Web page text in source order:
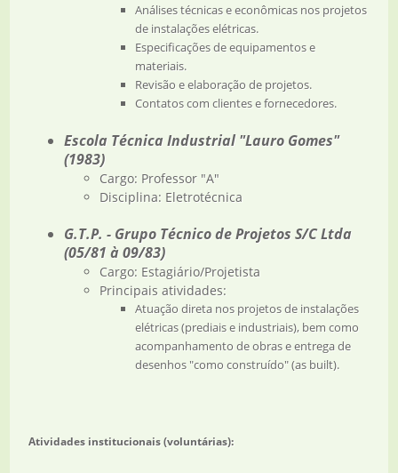
Análises técnicas e econômicas nos projetos
de instalações elétricas.
Especificações de equipamentos e
materiais.
Revisão e elaboração de projetos.
Contatos com clientes e fornecedores.
Escola Técnica Industrial "Lauro Gomes"
(1983)
Cargo: Professor "A"
Disciplina: Eletrotécnica
G.T.P. - Grupo Técnico de Projetos S/C Ltda
(05/81 à 09/83)
Cargo: Estagiário/Projetista
Principais atividades:
Atuação direta nos projetos de instalações
elétricas (prediais e industriais), bem como
acompanhamento de obras e entrega de
desenhos "como construído" (as built).
Atividades institucionais (voluntárias):